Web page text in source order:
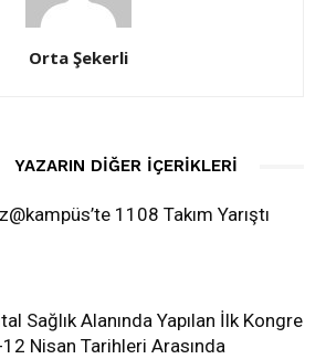
Orta Şekerli
YAZARIN DIĞER İÇERIKLERI
1108 Takım Yarıştı
Sağlık Alanında Yapılan İlk Kongre
Nisan Tarihleri Arasında